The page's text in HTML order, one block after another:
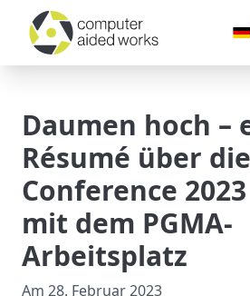
Daumen hoch –
Résumé über
Conference
mit dem PGMA-
Arbeitsplatz
Am 28. Februar 2023